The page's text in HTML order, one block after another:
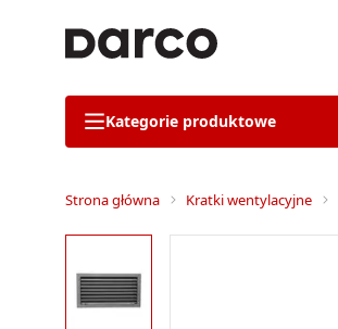
Kategorie produktowe
Strona główna Kratki wentylacyjne